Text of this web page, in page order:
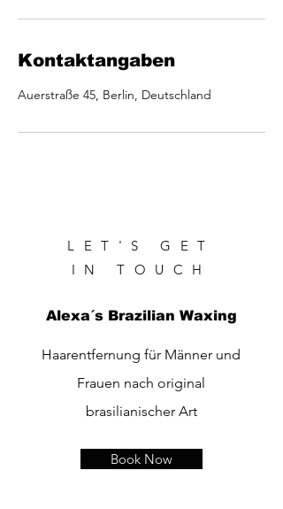
Kontaktangaben
Auerstraße 45, Berlin, Deutschland
LET'S GET
IN TOUCH
Alexa´s Brazilian Waxing
Haarentfernung für Männer und
Frauen nach original
brasilianischer Art
Book Now